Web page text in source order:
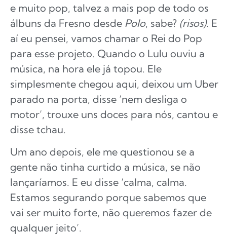
e muito pop, talvez a mais pop de todo os
álbuns da Fresno desde Polo, sabe? (risos). E
aí eu pensei, vamos chamar o Rei do Pop
para esse projeto. Quando o Lulu ouviu a
música, na hora ele já topou. Ele
simplesmente chegou aqui, deixou um Uber
parado na porta, disse ‘nem desliga o
motor’, trouxe uns doces para nós, cantou e
disse tchau.
Um ano depois, ele me questionou se a
gente não tinha curtido a música, se não
lançaríamos. E eu disse ‘calma, calma.
Estamos segurando porque sabemos que
vai ser muito forte, não queremos fazer de
qualquer jeito’.